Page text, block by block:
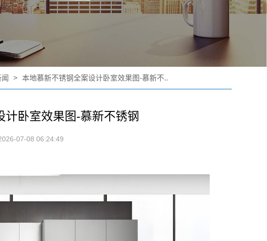
> 本地慕新不锈钢全案设计卧室效果图-慕新不..
计卧室效果图-慕新不锈钢
07-08 06:24:49